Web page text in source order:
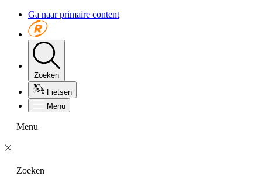
Ga naar primaire content
Zoeken
Fietsen
Menu
Menu
Zoeken